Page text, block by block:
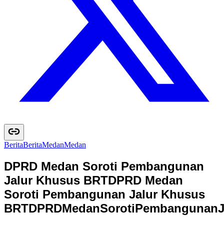
BeritaBeritaMedanMedan
DPRD Medan Soroti Pembangunan
Jalur Khusus BRTDPRD Medan
Soroti Pembangunan Jalur Khusus
BRTDPRDMedanSorotiPembangunanJ